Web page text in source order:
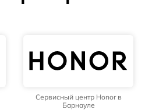
Сервисный центр Honor в
Барнауле